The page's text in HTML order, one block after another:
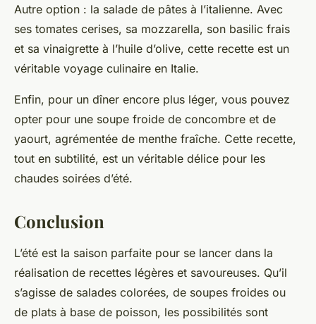
Autre option : la salade de pâtes à l’italienne. Avec
ses tomates cerises, sa mozzarella, son basilic frais
et sa vinaigrette à l’huile d’olive, cette recette est un
véritable voyage culinaire en Italie.
Enfin, pour un dîner encore plus léger, vous pouvez
opter pour une soupe froide de concombre et de
yaourt, agrémentée de menthe fraîche. Cette recette,
tout en subtilité, est un véritable délice pour les
chaudes soirées d’été.
Conclusion
L’été est la saison parfaite pour se lancer dans la
réalisation de recettes légères et savoureuses. Qu’il
s’agisse de salades colorées, de soupes froides ou
de plats à base de poisson, les possibilités sont